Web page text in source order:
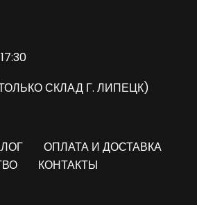
СКЛАД Г. ЛИПЕЦК)
ОПЛАТА И ДОСТАВКА
КОНТАКТЫ